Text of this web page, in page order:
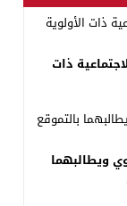
ذات
ويطالبهما